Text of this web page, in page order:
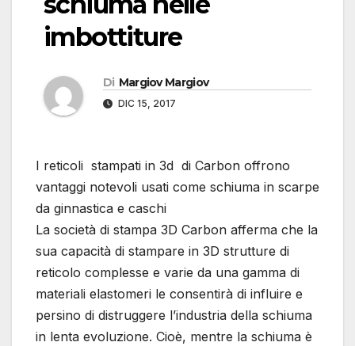
imbottiture
Di Margiov Margiov
DIC 15, 2017
I reticoli stampati in 3d di Carbon offrono
vantaggi notevoli usati come schiuma in scarpe
da ginnastica e caschi
La società di stampa 3D Carbon afferma che la
sua capacità di stampare in 3D strutture di
reticolo complesse e varie da una gamma di
materiali elastomeri le consentirà di influire e
persino di distruggere l’industria della schiuma
in lenta evoluzione. Cioè, mentre la schiuma è